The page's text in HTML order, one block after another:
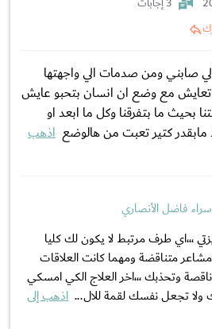
صابني ومن صدمات الي واجهتها
مع وضع ان انسان بتحبو عايش
بحيث ما بتفرقنا وكل ما ابعد او
كتير تعبت من هالوضع اذهب
فاضل الأنصاري
،،،اي طرف مرتبط لا يكون لك كليا
متناقضة ومهما كانت العلاقات
وتحذبك ،،،اخر العلاج الكي امسكي
ولا تجعل نفسك لقمة للال... اذهب إلى